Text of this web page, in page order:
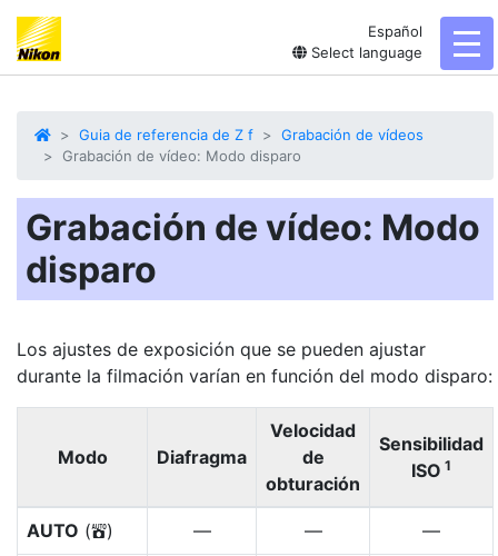
Español
Select language
Guia de referencia de Z f
Grabación de vídeos
Grabación de vídeo: Modo disparo
Grabación de vídeo: Modo
disparo
Los ajustes de exposición que se pueden ajustar
durante la filmación varían en función del modo disparo:
Modo Diafragma
Velocidad
de
obturación
Sensibilidad
ISO 1
AUTO (b) — — —